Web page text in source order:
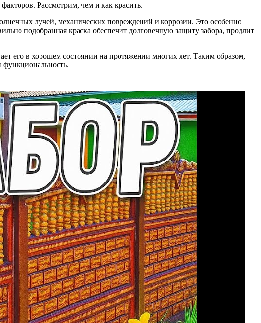
Рассмотрим, чем и как красить.
лучей, механических повреждений и коррозии. Это особенно
подобранная краска обеспечит долговечную защиту забора, продлит
его в хорошем состоянии на протяжении многих лет. Таким образом,
функциональность.